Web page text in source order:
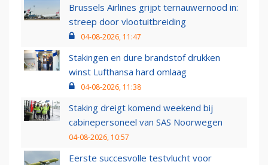
Brussels Airlines grijpt ternauwernood in:
streep door vlootuitbreiding
04-08-2026, 11:47
Stakingen en dure brandstof drukken
winst Lufthansa hard omlaag
04-08-2026, 11:38
Staking dreigt komend weekend bij
cabinepersoneel van SAS Noorwegen
04-08-2026, 10:57
Eerste succesvolle testvlucht voor